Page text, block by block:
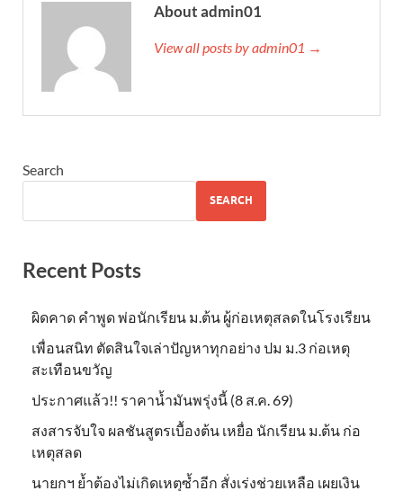
About admin01
View all posts by admin01 →
Search
SEARCH
Recent Posts
ผิดคาด คำพูด พ่อนักเรียน ม.ต้น ผู้ก่อเหตุสลดในโรงเรียน
เพื่อนสนิท ตัดสินใจเล่าปัญหาทุกอย่าง ปม ม.3 ก่อเหตุ
สะเทือนขวัญ
ประกาศแล้ว!! ราคาน้ำมันพรุ่งนี้ (8 ส.ค. 69)
สงสารจับใจ ผลชันสูตรเบื้องต้น เหยื่อ นักเรียน ม.ต้น ก่อ
เหตุสลด
นายกฯ ย้ำต้องไม่เกิดเหตุซ้ำอีก สั่งเร่งช่วยเหลือ เผยเงิน